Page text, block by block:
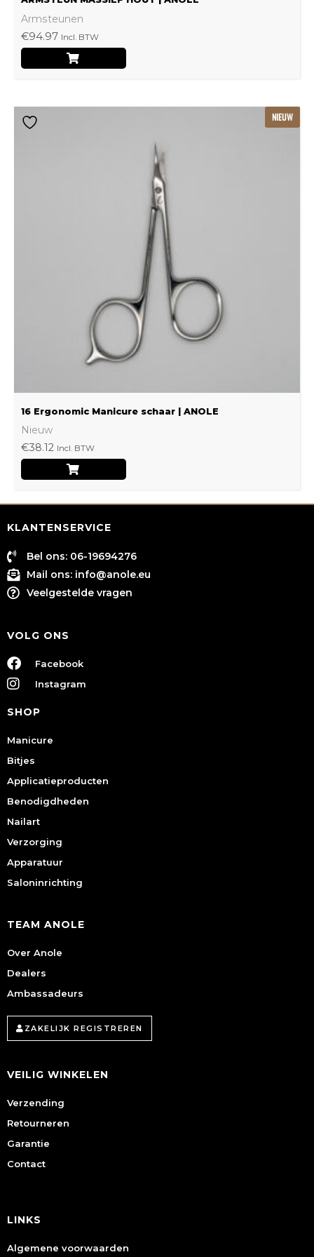
Armsteunen
€94.97 Incl. BTW
NIEUW
16 Ergonomic Manicure schaar | ANOLE
Nieuw
€38.12 Incl. BTW
KLANTENSERVICE
Bel ons: 06-19694276
Mail ons: info@anole.eu
Veelgestelde vragen
VOLG ONS
Facebook
Instagram
SHOP
Manicure
Bitjes
Applicatieproducten
Benodigdheden
Nailart
Verzorging
Apparatuur
Saloninrichting
TEAM ANOLE
Over Anole
Dealers
Ambassadeurs
ZAKELIJK REGISTREREN
VEILIG WINKELEN
Verzending
Retourneren
Garantie
Contact
LINKS
Algemene voorwaarden